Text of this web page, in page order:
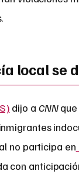
local se
dijo a CNNque
no participa en
con